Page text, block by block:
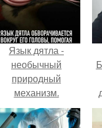
Язык дятла -
необычный
природный
механизм.